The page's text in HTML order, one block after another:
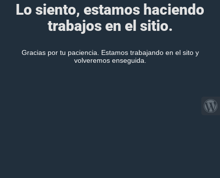
Lo siento, estamos haciendo
trabajos en el sitio.
Gracias por tu paciencia. Estamos trabajando en el sito y
volveremos enseguida.